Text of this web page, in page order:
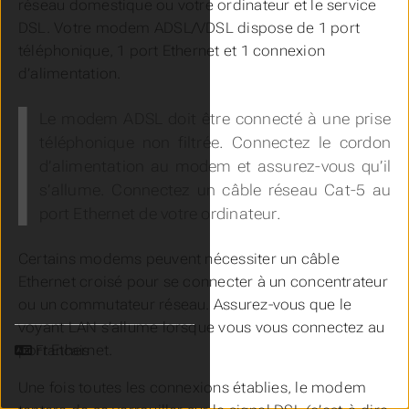
réseau domestique ou votre ordinateur et le service
DSL. Votre modem ADSL/VDSL dispose de 1 port
téléphonique, 1 port Ethernet et 1 connexion
d’alimentation.
Le modem ADSL doit être connecté à une prise
téléphonique non filtrée. Connectez le cordon
d’alimentation au modem et assurez-vous qu’il
s’allume. Connectez un câble réseau Cat-5 au
port Ethernet de votre ordinateur.
Certains modems peuvent nécessiter un câble
Ethernet croisé pour se connecter à un concentrateur
ou un commutateur réseau. Assurez-vous que le
voyant LAN s’allume lorsque vous vous connectez au
port Ethernet.
Une fois toutes les connexions établies, le modem
Langue